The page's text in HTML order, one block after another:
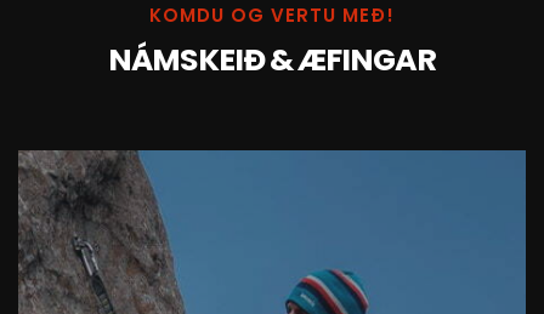
KOMDU OG VERTU MEÐ!
NÁMSKEIÐ & ÆFINGAR